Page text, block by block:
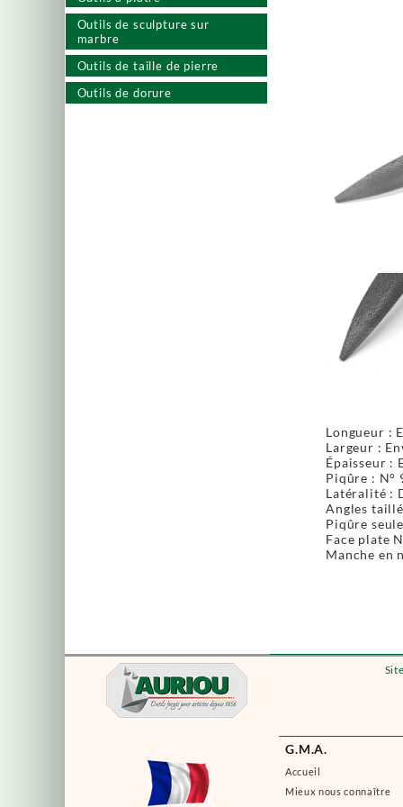
Outils de sculpture sur
marbre
Outils de taille de pierre
Outils de dorure
G.M.A.
Accueil
Mieux nous connaître
Longueur :
Largeur :
Épaisseur :
Piqûre : N°
Latéralité :
Angles
Piqûre
Face plate
Manche en